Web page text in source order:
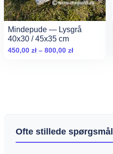
Mindepude — Lysgrå
40x30 / 45x35 cm
450,00 zł – 800,00 złZakres
Ofte stillede spørgsmål